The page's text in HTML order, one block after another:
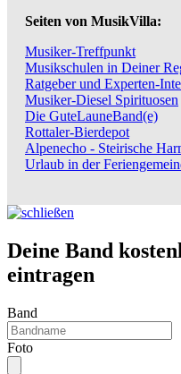
Seiten von MusikVilla:
Musiker-Treffpunkt
Musikschulen in Deiner
Ratgeber und Experten-
Musiker-Diesel Spirituosen
Die GuteLauneBand(e)
Rottaler-Bierdepot
Alpenecho - Steirische
Urlaub in der
Deine Band
eintragen
Band
Foto